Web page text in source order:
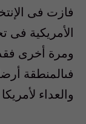
فازت فى
الأمريكية فى
ومرة أخرى
فىالمنطقة
والعداء